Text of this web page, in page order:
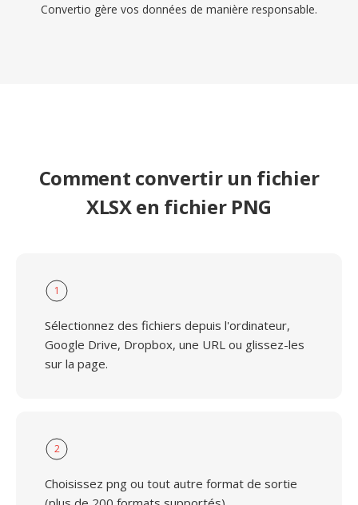
Convertio gère vos données de manière responsable.
Comment convertir un fichier
XLSX en fichier PNG
1
Sélectionnez des fichiers depuis l'ordinateur,
Google Drive, Dropbox, une URL ou glissez-les
sur la page.
2
Choisissez png ou tout autre format de sortie